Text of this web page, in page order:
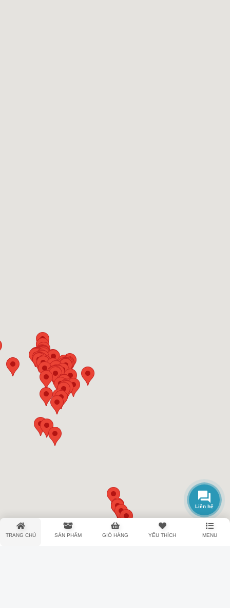
TRANG CHỦ SẢN PHẨM GIỎ HÀNG YÊU THÍCH MENU
Liên hệ